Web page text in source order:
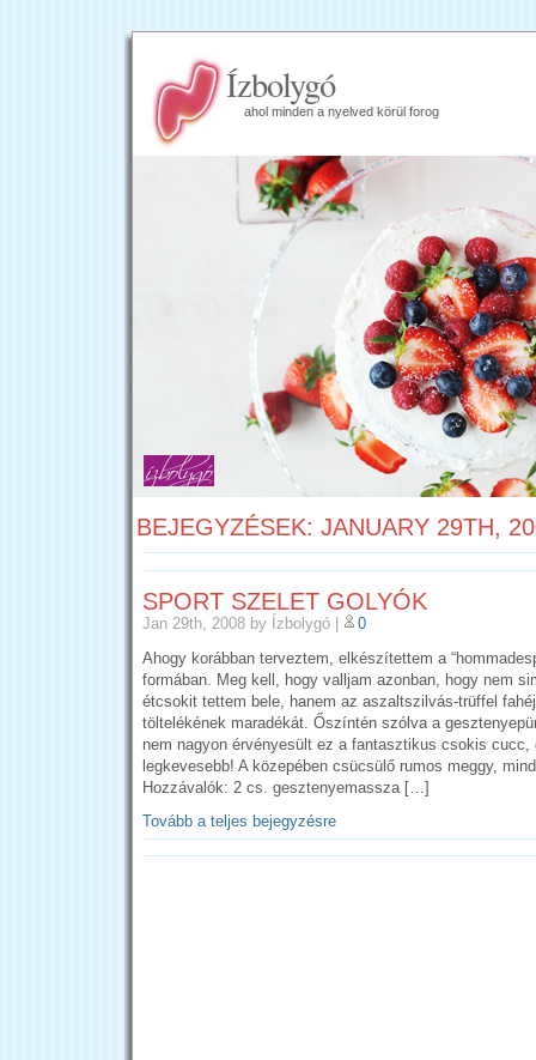
Ízbolygó
ahol minden a nyelved körül forog
BEJEGYZÉSEK: JANUARY 29TH,
SPORT SZELET GOLYÓK
Jan 29th, 2008 by Ízbolygó
0
Ahogy korábban terveztem, elkészítettem a
formában. Meg kell, hogy valljam azonban, hogy nem
étcsokit tettem bele, hanem az aszaltszilvás-trüffel
töltelékének maradékát. Őszíntén szólva a
nem nagyon érvényesült ez a fantasztikus csokis cucc,
legkevesebb! A közepében csücsülő rumos meggy,
Hozzávalók: 2 cs. gesztenyemassza […]
Tovább a teljes bejegyzésre